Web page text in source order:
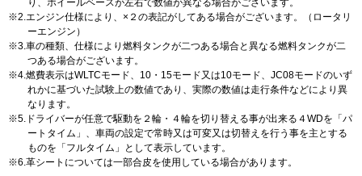
り、ホイールベースが左右で数値が異なる場合がございます。
2.エンジン仕様により、×２の表記がしてある場合がございます。（ロータリ
ーエンジン）
3.車の種類、仕様により燃料タンクが二つある場合と異なる燃料タンクが二
つある場合がございます。
4.燃費表示はWLTCモード、10・15モード又は10モード、JC08モードのいず
れかに基づいた試験上の数値であり、実際の数値は走行条件などにより異
なります。
5.ドライバーが任意で駆動を２輪・４輪を切り替える事が出来る４WDを「パ
ートタイム」、車両の設定で常時又は可変又は切替えを行う事を主とする
ものを「フルタイム」として表示しています。
6.革シートについては一部合皮を使用している場合があります。